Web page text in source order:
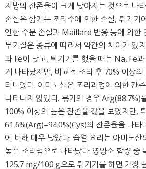
지방의 잔존율이 크게 낮아지는 것으로 나
손실은 삶기는 조리수에 의한 손실, 튀기기
인한 수분 손실과 Maillard 반응 등에 의한
무기질은 종류에 따라서 약간의 차이가 있
과 Fe이 낮고, 튀기기를 했을 때는 Na, Fe
게 나타났지만, 비교적 조리 후 70% 이상
타내었다. 아미노산은 조리과정에 의한 잔
나타나지 않았다. 볶기의 경우 Arg(88.7%)
100% 이상의 높은 잔존율 값을 보였지만,
61.6%(Arg)–94.0%(Cys)의 잔존율을 나타
에 비해 매우 낮았다. 습열 요리는 아미노산
높은 조리법으로 나타났다. 영양소 함량 중
125.7 mg/100 g으로 튀기기를 하면 가장